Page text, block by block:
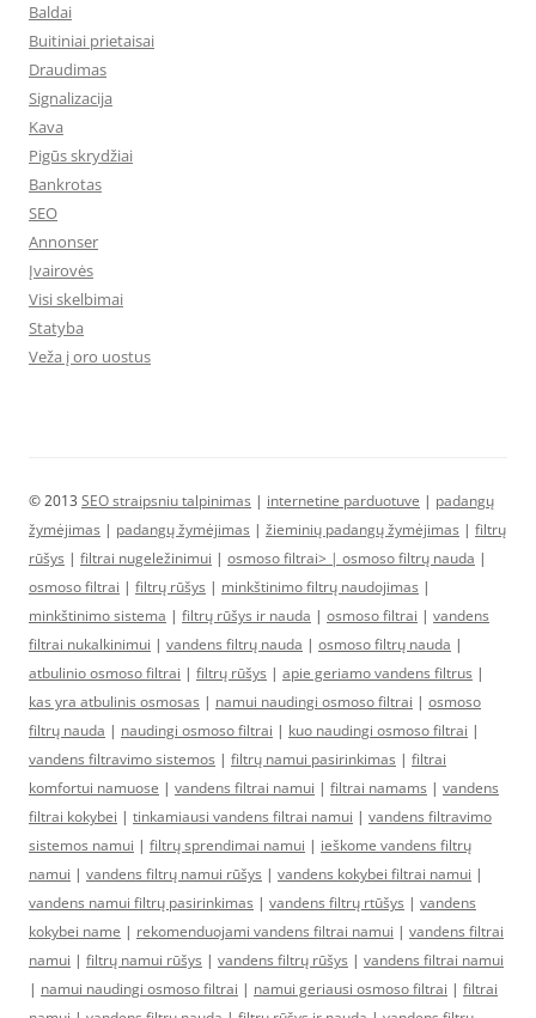
Baldai
Buitiniai prietaisai
Draudimas
Signalizacija
Kava
Pigūs skrydžiai
Bankrotas
SEO
Annonser
Įvairovės
Visi skelbimai
Statyba
Veža į oro uostus
© 2013 SEO straipsniu talpinimas | internetine parduotuve | padangų
žymėjimas | padangų žymėjimas | žieminių padangų žymėjimas | filtrų
rūšys | filtrai nugeležinimui | osmoso filtrai> | osmoso filtrų nauda |
osmoso filtrai | filtrų rūšys | minkštinimo filtrų naudojimas |
minkštinimo sistema | filtrų rūšys ir nauda | osmoso filtrai | vandens
filtrai nukalkinimui | vandens filtrų nauda | osmoso filtrų nauda |
atbulinio osmoso filtrai | filtrų rūšys | apie geriamo vandens filtrus |
kas yra atbulinis osmosas | namui naudingi osmoso filtrai | osmoso
filtrų nauda | naudingi osmoso filtrai | kuo naudingi osmoso filtrai |
vandens filtravimo sistemos | filtrų namui pasirinkimas | filtrai
komfortui namuose | vandens filtrai namui | filtrai namams | vandens
filtrai kokybei | tinkamiausi vandens filtrai namui | vandens filtravimo
sistemos namui | filtrų sprendimai namui | ieškome vandens filtrų
namui | vandens filtrų namui rūšys | vandens kokybei filtrai namui |
vandens namui filtrų pasirinkimas | vandens filtrų rtūšys | vandens
kokybei name | rekomenduojami vandens filtrai namui | vandens filtrai
namui | filtrų namui rūšys | vandens filtrų rūšys | vandens filtrai namui
| namui naudingi osmoso filtrai | namui geriausi osmoso filtrai | filtrai